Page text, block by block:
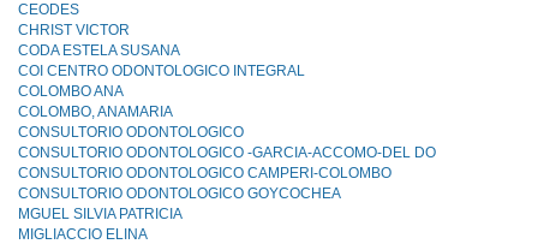
CEODES
CHRIST VICTOR
CODA ESTELA SUSANA
COI CENTRO ODONTOLOGICO INTEGRAL
COLOMBO ANA
COLOMBO, ANAMARIA
CONSULTORIO ODONTOLOGICO
CONSULTORIO ODONTOLOGICO -GARCIA-ACCOMO-DEL DO
CONSULTORIO ODONTOLOGICO CAMPERI-COLOMBO
CONSULTORIO ODONTOLOGICO GOYCOCHEA
MGUEL SILVIA PATRICIA
MIGLIACCIO ELINA